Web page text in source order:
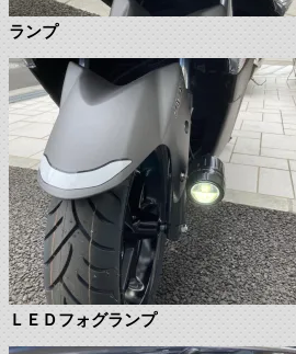
ランプ
ＬＥＤフォグランプ